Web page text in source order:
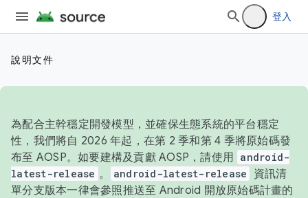
登入
說明文件
為配合主幹穩定開發模型，並確保生態系統的平台穩定
性，我們將自 2026 年起，在第 2 季和第 4 季將原始碼發
布至 AOSP。如要建構及貢獻 AOSP，請使用 android-
latest-release 。 android-latest-release
資訊清
單分支版本一律會參照推送至 Android 開放原始碼計畫的